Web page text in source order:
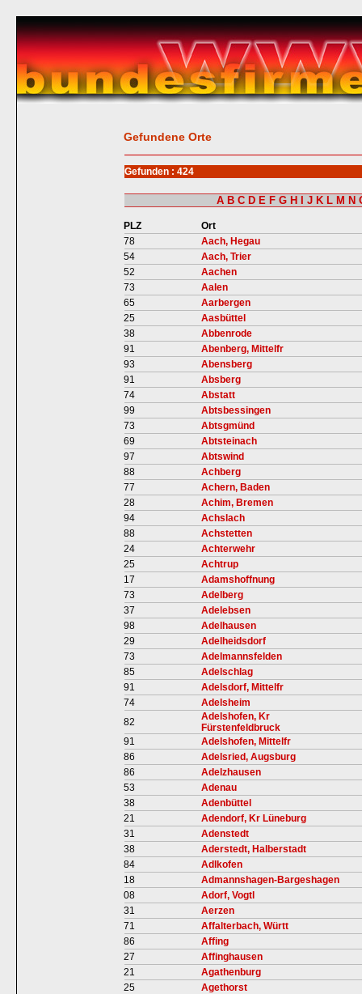
Gefundene Orte
Gefunden : 424
A B C D E F G H J K L M N
PLZ
Ort
78
Aach, Hegau
54
Aach, Trier
52
Aachen
73
Aalen
65
Aarbergen
25
Aasbüttel
38
Abbenrode
91
Abenberg, Mittelfr
93
Abensberg
91
Absberg
74
Abstatt
99
Abtsbessingen
73
Abtsgmünd
69
Abtsteinach
97
Abtswind
88
Achberg
77
Achern, Baden
28
Achim, Bremen
94
Achslach
88
Achstetten
24
Achterwehr
25
Achtrup
17
Adamshoffnung
73
Adelberg
37
Adelebsen
98
Adelhausen
29
Adelheidsdorf
73
Adelmannsfelden
85
Adelschlag
91
Adelsdorf, Mittelfr
74
Adelsheim
82
Adelshofen, Kr
Fürstenfeldbruck
91
Adelshofen, Mittelfr
86
Adelsried, Augsburg
86
Adelzhausen
53
Adenau
38
Adenbüttel
21
Adendorf, Kr Lüneburg
31
Adenstedt
38
Aderstedt, Halberstadt
84
Adlkofen
18
Admannshagen-Bargeshagen
08
Adorf, Vogtl
31
Aerzen
71
Affalterbach, Württ
86
Affing
27
Affinghausen
21
Agathenburg
25
Agethorst